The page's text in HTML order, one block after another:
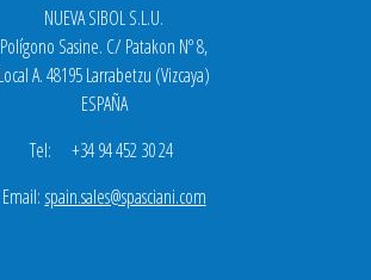
NUEVA SIBOL S.L.U.
Polígono Sasine. C/ Patakon Nº 8,
Local A. 48195 Larrabetzu (Vizcaya)
ESPAÑA
Tel: +34 94 452 30 24
Email: spain.sales@spasciani.com